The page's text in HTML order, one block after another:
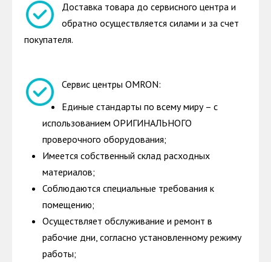
Доставка товара до сервисного центра и
обратно осуществляется силами и за счет
покупателя.
Сервис центры OMRON:
Единые стандарты по всему миру – с
использованием ОРИГИНАЛЬНОГО
проверочного оборудования;
Имеется собственный склад расходных
материалов;
Соблюдаются специальные требования к
помещению;
Осуществляет обслуживание и ремонт в
рабочие дни, согласно установленному режиму
работы;